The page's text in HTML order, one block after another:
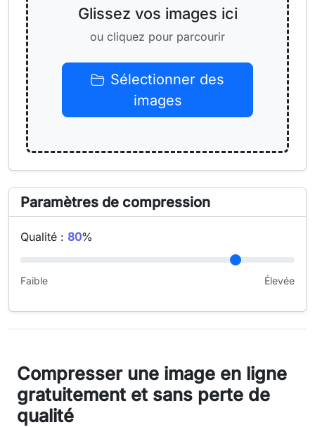
Glissez vos images ici
ou cliquez pour parcourir
Sélectionner des
images
Paramètres de compression
Qualité : 80%
Faible Élevée
Compresser une image en ligne
gratuitement et sans perte de
qualité